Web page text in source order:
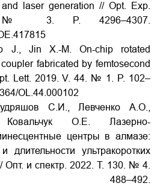
laser generation // Opt. Exp.
3. P. 4296–4307.
J., Jin X.-M. On-chip rotated
fabricated by femtosecond
Lett. 2019. V. 44. № 1. P. 102–
OL.44.000102
С.И., Левченко А.О.,
О.Е. Лазерно-
центры в алмазе:
длительности ультракоротких
Опт. и спектр. 2022. Т. 130. № 4.